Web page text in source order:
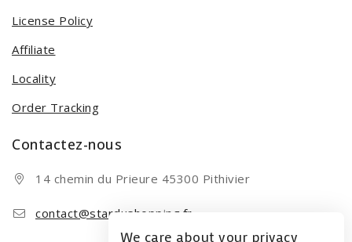
License Policy
Affiliate
Locality
Order Tracking
Contactez-nous
14 chemin du Prieure 45300 Pithivier
contact@stardushopping.fr
We care about your privacy